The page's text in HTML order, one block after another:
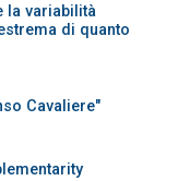
la variabilità
di quanto
Cavaliere"